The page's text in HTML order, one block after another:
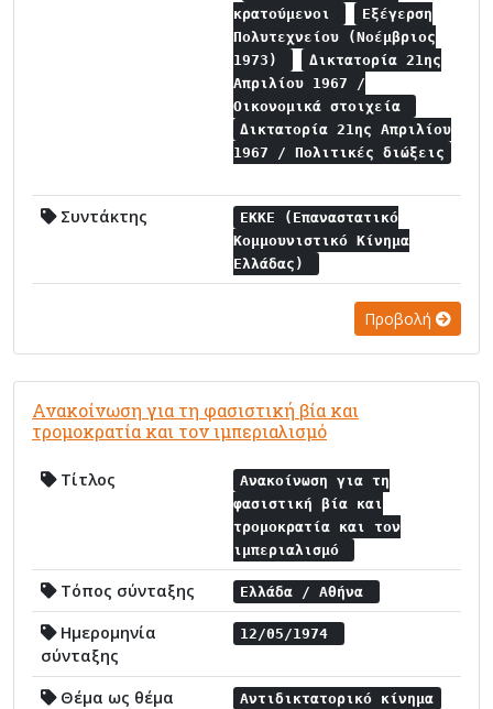
κρατούμενοι
Εξέγερση
Πολυτεχνείου (Νοέμβριος
1973)
Δικτατορία 21ης
Απριλίου 1967 /
Οικονομικά στοιχεία
Δικτατορία 21ης Απριλίου
1967 / Πολιτικές διώξεις
Συντάκτης
ΕΚΚΕ (Επαναστατικό
Κομμουνιστικό Κίνημα
Ελλάδας)
Προβολή
Ανακοίνωση για τη φασιστική βία και
τρομοκρατία και τον ιμπεριαλισμό
Τίτλος
Ανακοίνωση για τη
φασιστική βία και
τρομοκρατία και τον
ιμπεριαλισμό
Τόπος σύνταξης Ελλάδα / Αθήνα
Ημερομηνία
σύνταξης
12/05/1974
Θέμα ως θέμα
Αντιδικτατορικό κίνημα